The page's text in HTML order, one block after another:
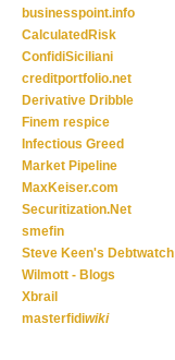
businesspoint.info
CalculatedRisk
ConfidiSiciliani
creditportfolio.net
Derivative Dribble
Finem respice
Infectious Greed
Market Pipeline
MaxKeiser.com
Securitization.Net
smefin
Steve Keen's Debtwatch
Wilmott - Blogs
Xbrail
masterfidiwiki